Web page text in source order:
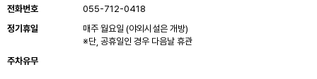
전화번호
055-712-0418
정기휴일
매주 월요일 (야외시설은 개방)
※단, 공휴일인 경우 다음날 휴관
주차유무